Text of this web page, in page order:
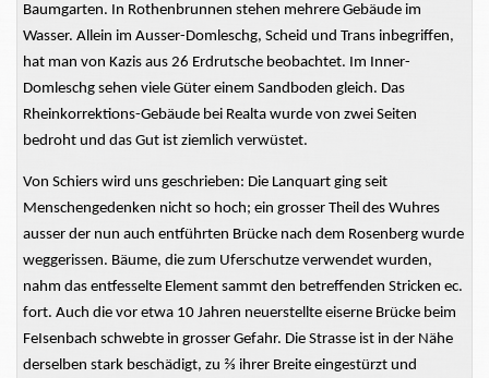
Baumgarten. In Rothenbrunnen stehen mehrere Gebäude im
Wasser. Allein im Ausser-Domleschg, Scheid und Trans inbegriffen,
hat man von Kazis aus 26 Erdrutsche beobachtet. Im Inner-
Domleschg sehen viele Güter einem Sandboden gleich. Das
Rheinkorrektions-Gebäude bei Realta wurde von zwei Seiten
bedroht und das Gut ist ziemlich verwüstet.
Von Schiers wird uns geschrieben: Die Lanquart ging seit
Menschengedenken nicht so hoch; ein grosser Theil des Wuhres
ausser der nun auch entführten Brücke nach dem Rosenberg wurde
weggerissen. Bäume, die zum Uferschutze verwendet wurden,
nahm das entfesselte Element sammt den betreffenden Stricken ec.
fort. Auch die vor etwa 10 Jahren neuerstellte eiserne Brücke beim
FeIsenbach schwebte in grosser Gefahr. Die Strasse ist in der Nähe
derselben stark beschädigt, zu ⅔ ihrer Breite eingestürzt und